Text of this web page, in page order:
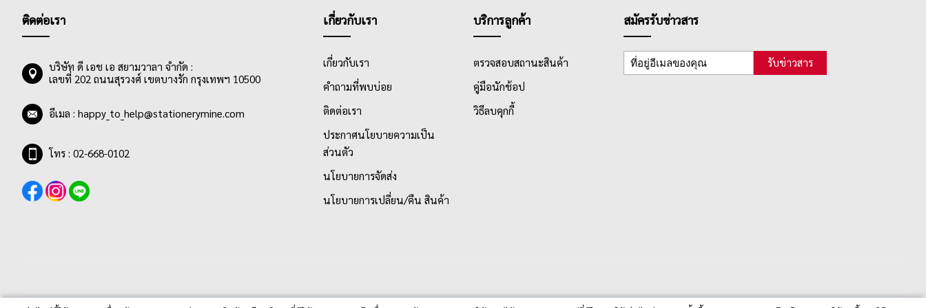
ติดต่อเรา
บริษัท ดี เอช เอ สยามวาลา จำกัด :
เลขที่ 202 ถนนสุรวงศ์ เขตบางรัก กรุงเทพฯ 10500
อีเมล : happy_to_help@stationerymine.com
โทร : 02-668-0102
เกี่ยวกับเรา
เกี่ยวกับเรา
คำถามที่พบบ่อย
ติดต่อเรา
ประกาศนโยบายความเป็น
ส่วนตัว
นโยบายการจัดส่ง
นโยบายการเปลี่ยน/คืน สินค้า
บริการลูกค้า
ตรวจสอบสถานะสินค้า
คู่มือนักช้อป
วิธีลบคุกกี้
สมัครรับข่าวสาร
รับข่าวสาร